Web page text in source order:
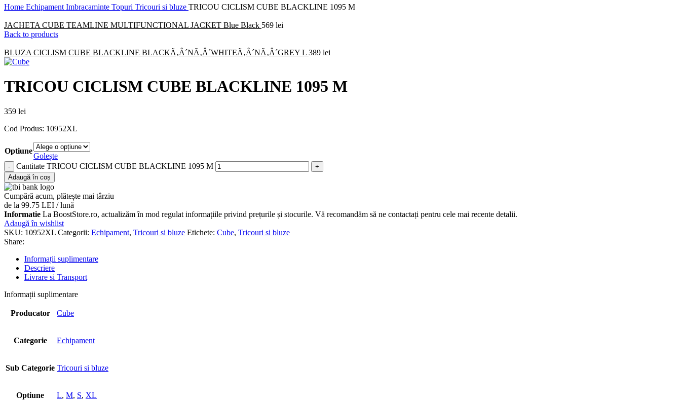
Home Echipament Imbracaminte Topuri Tricouri si bluze TRICOU CICLISM CUBE BLACKLINE 1095 M
JACHETA CUBE TEAMLINE MULTIFUNCTIONAL JACKET Blue Black 569 lei
Back to products
BLUZA CICLISM CUBE BLACKLINE BLACKÃ‚Â´NÃ‚Â´WHITEÃ‚Â´NÃ‚Â´GREY L 389 lei
TRICOU CICLISM CUBE BLACKLINE 1095 M
359 lei
Cod Produs: 10952XL
Optiune
Golește
Cantitate TRICOU CICLISM CUBE BLACKLINE 1095 M
Adaugă în coș
Cumpără acum, plătește mai târziu
de la 99.75 LEI / lună
Informatie La BoostStore.ro, actualizăm în mod regulat informațiile privind prețurile și stocurile. Vă recomandăm să ne contactați pentru cele mai recente detalii.
Adaugă în wishlist
SKU: 10952XL Categorii: Echipament, Tricouri si bluze Etichete: Cube, Tricouri si bluze
Share:
Informații suplimentare
Descriere
Livrare si Transport
Informații suplimentare
Producator Cube
Categorie Echipament
Sub Categorie Tricouri si bluze
Optiune L, M, S, XL